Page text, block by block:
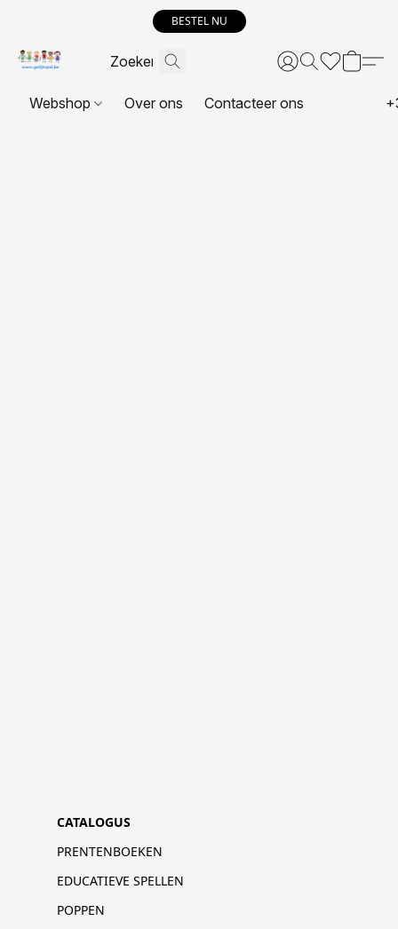
BESTEL NU
Webshop Over ons Contacteer ons
CATALOGUS
PRENTENBOEKEN
EDUCATIEVE SPELLEN
POPPEN